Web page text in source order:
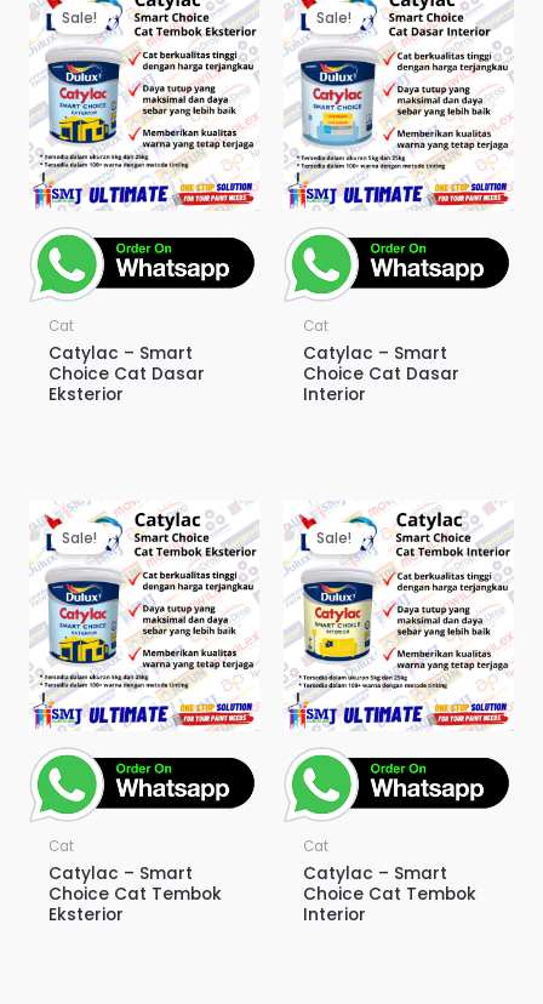
Sale!
Cat
Catylac – Smart
Choice Cat Dasar
Eksterior
Sale!
Cat
Catylac – Smart
Choice Cat Dasar
Interior
Sale!
Cat
Catylac – Smart
Choice Cat Tembok
Eksterior
Sale!
Cat
Catylac – Smart
Choice Cat Tembok
Interior